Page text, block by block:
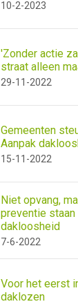
10-2-2023
'Zonder actie
straat alleen
29-11-2022
Gemeenten
Aanpak
15-11-2022
Niet opvang,
preventie staan
dakloosheid
7-6-2022
Voor het eerst
daklozen